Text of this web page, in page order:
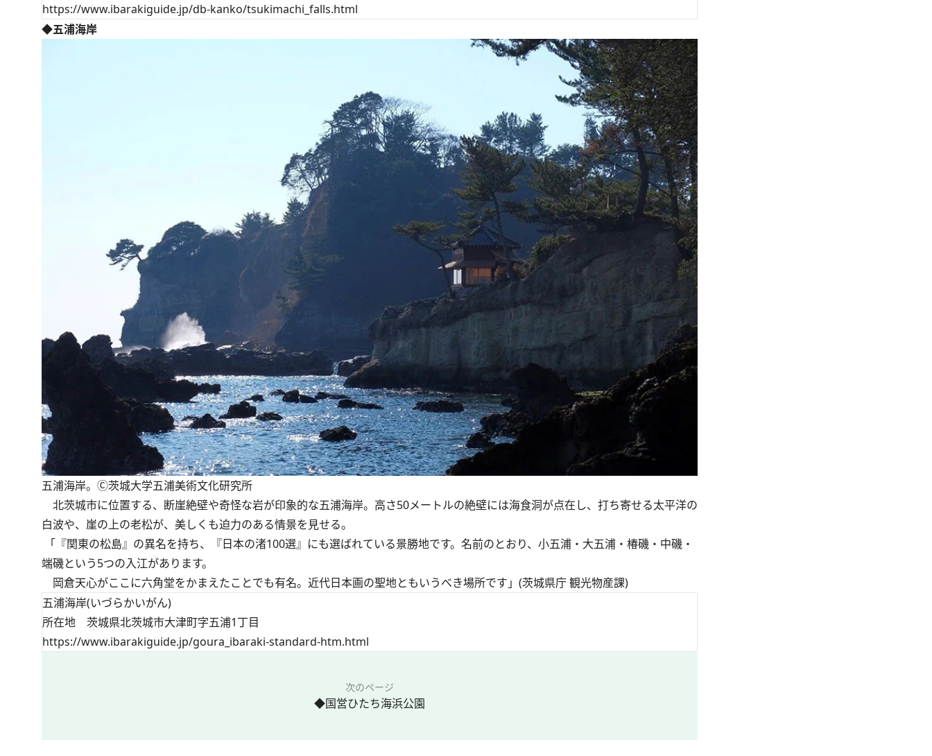
https://www.ibarakiguide.jp/db-kanko/tsukimachi_falls.html
◆五浦海岸
五浦海岸。Ⓒ茨城大学五浦美術文化研究所
北茨城市に位置する、断崖絶壁や奇怪な岩が印象的な五浦海岸。高さ50メートルの絶壁には海食洞が点在し、打ち寄せる太平洋の
白波や、崖の上の老松が、美しくも迫力のある情景を見せる。
「『関東の松島』の異名を持ち、『日本の渚100選』にも選ばれている景勝地です。名前のとおり、小五浦・大五浦・椿磯・中磯・
端磯という5つの入江があります。
岡倉天心がここに六角堂をかまえたことでも有名。近代日本画の聖地ともいうべき場所です」(茨城県庁 観光物産課)
五浦海岸(いづらかいがん)
所在地 茨城県北茨城市大津町字五浦1丁目
https://www.ibarakiguide.jp/goura_ibaraki-standard-htm.html
次のページ
◆国営ひたち海浜公園